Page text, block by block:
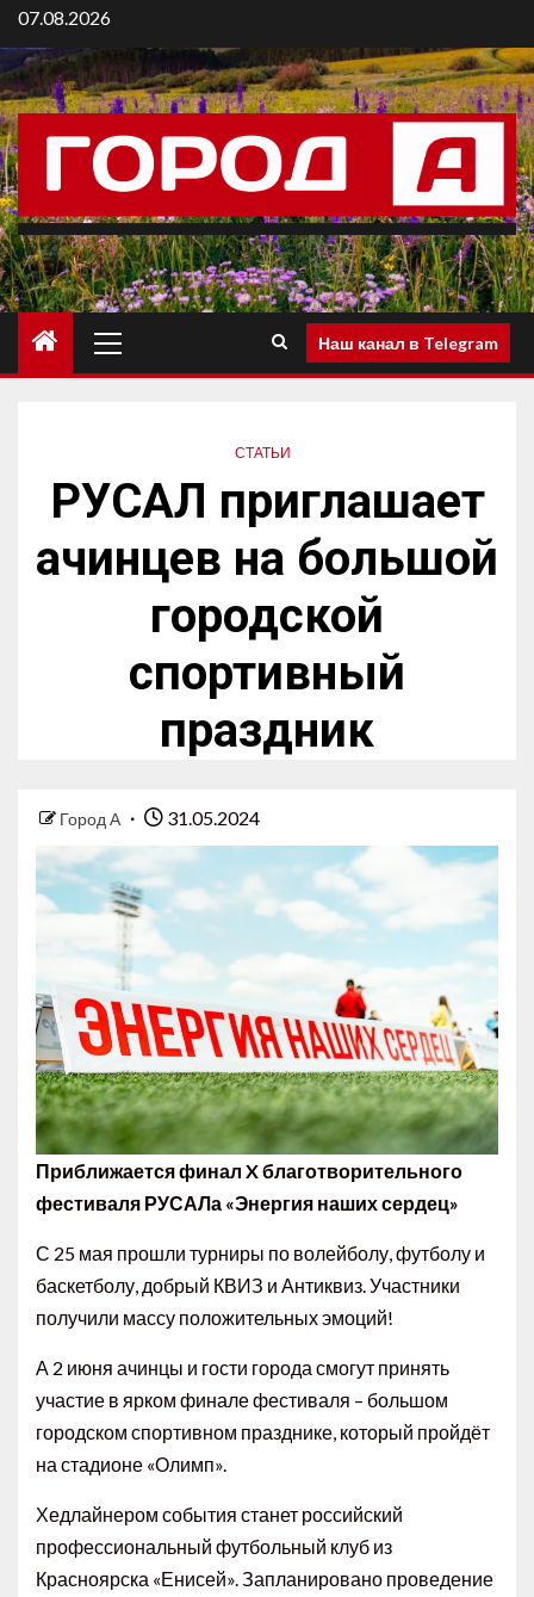
07.08.2026
Наш канал в Telegram
СТАТЬИ
РУСАЛ приглашает
ачинцев на большой
городской
спортивный
праздник
Город А 31.05.2024
Приближается финал X благотворительного
фестиваля РУСАЛа «Энергия наших сердец»
С 25 мая прошли турниры по волейболу, футболу и
баскетболу, добрый КВИЗ и Антиквиз. Участники
получили массу положительных эмоций!
А 2 июня ачинцы и гости города смогут принять
участие в ярком финале фестиваля – большом
городском спортивном празднике, который пройдёт
на стадионе «Олимп».
Хедлайнером события станет российский
профессиональный футбольный клуб из
Красноярска «Енисей». Запланировано проведение